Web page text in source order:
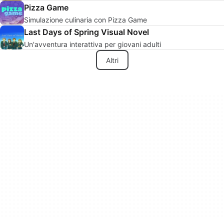
Pizza Game
Simulazione culinaria con Pizza Game
Last Days of Spring Visual Novel
Un'avventura interattiva per giovani adulti
Altri